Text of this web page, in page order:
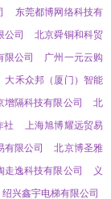
东莞都博网络科技有
公司
北京舜铜和科贸
限公司
广州一元云购
大禾众邦（厦门）智能
增隔科技有限公司
北
社
上海旭博耀远贸易
有限公司
北京博圣雅
走逸科技有限公司
义
绍兴鑫宇电梯有限公司